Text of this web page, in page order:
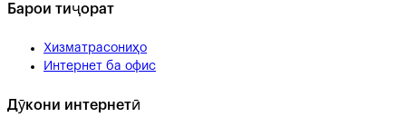
Барои тиҷорат
Хизматрасониҳо
Интернет ба офис
Дӯкони интернетӣ